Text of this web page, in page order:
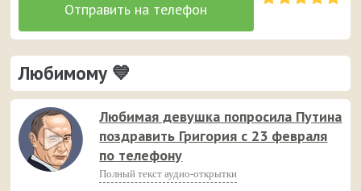
Любимому 💙
Любимая девушка попросила Путина
поздравить Григория с 23 февраля
по телефону
Полный текст аудио-открытки